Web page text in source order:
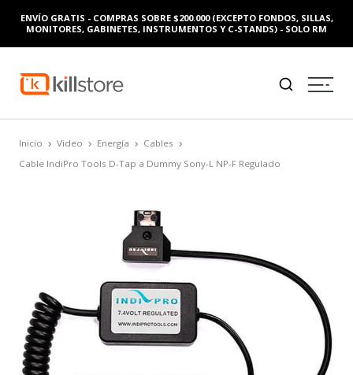
ENVÍO GRATIS - COMPRAS SOBRE $200.000 (EXCEPTO FONDOS, SILLAS,
MONITORES, GABINETES, INSTRUMENTOS Y C-STANDS) - SOLO RM
Inicio Video Energía
Cables
Cable IndiPro Tools D-Tap a Dummy Sony-L NP-F Regulado